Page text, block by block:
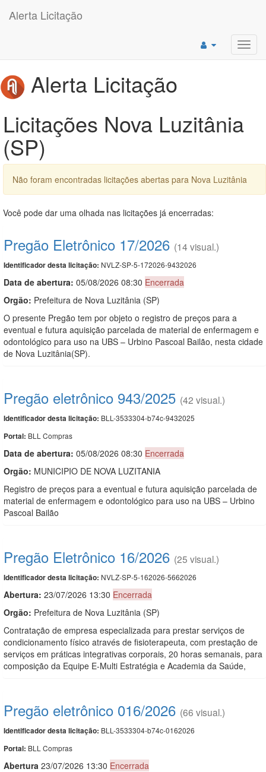
Alerta Licitação
Alerta Licitação
Licitações Nova Luzitânia
(SP)
Não foram encontradas licitações abertas para Nova Luzitânia
Você pode dar uma olhada nas licitações já encerradas:
Pregão Eletrônico 17/2026 (14 visual.)
Identificador desta licitação: NVLZ-SP-5-172026-9432026
Data de abertura: 05/08/2026 08:30 Encerrada
Orgão: Prefeitura de Nova Luzitânia (SP)
O presente Pregão tem por objeto o registro de preços para a
eventual e futura aquisição parcelada de material de enfermagem e
odontológico para uso na UBS – Urbino Pascoal Bailão, nesta cidade
de Nova Luzitânia(SP).
Pregão eletrônico 943/2025 (42 visual.)
Identificador desta licitação: BLL-3533304-b74c-9432025
Portal: BLL Compras
Data de abertura: 05/08/2026 08:30 Encerrada
Orgão: MUNICIPIO DE NOVA LUZITANIA
Registro de preços para a eventual e futura aquisição parcelada de
material de enfermagem e odontológico para uso na UBS – Urbino
Pascoal Bailão
Pregão Eletrônico 16/2026 (25 visual.)
Identificador desta licitação: NVLZ-SP-5-162026-5662026
Abertura: 23/07/2026 13:30 Encerrada
Orgão: Prefeitura de Nova Luzitânia (SP)
Contratação de empresa especializada para prestar serviços de
condicionamento físico através de fisioterapeuta, com prestação de
serviços em práticas integrativas corporais, 20 horas semanais, para
composição da Equipe E-Multi Estratégia e Academia da Saúde,
Pregão eletrônico 016/2026 (66 visual.)
Identificador desta licitação: BLL-3533304-b74c-0162026
Portal: BLL Compras
Abertura 23/07/2026 13:30 Encerrada